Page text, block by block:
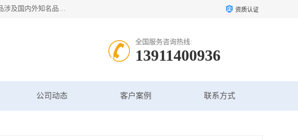
专业配送水暖器材、光源灯具、五金交电等维修物资，飞利浦，佛山照明，世达，博世，九牧，特陶等各产品涉及国内外知名品牌。公司专注与物业、学校、酒店、工厂等单位合作，提供一站式配送服务，降低客户综合成本。依托电子商务改变传统模式，以专业的团队为客户提供24H物资配送到达，货到月结、统一开票，便捷退换等服务，提高了企业的运营效率。 资质认证
全国服务咨询热线:
13911400936
公司动态 客户案例 联系方式